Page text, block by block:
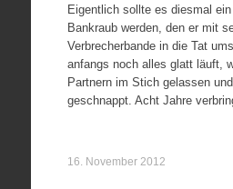
Eigentlich sollte es diesmal
Bankraub werden, den er mit
Verbrecherbande in die Tat
anfangs noch alles glatt läuft,
Partnern im Stich gelassen
geschnappt. Acht Jahre
16. November 2012